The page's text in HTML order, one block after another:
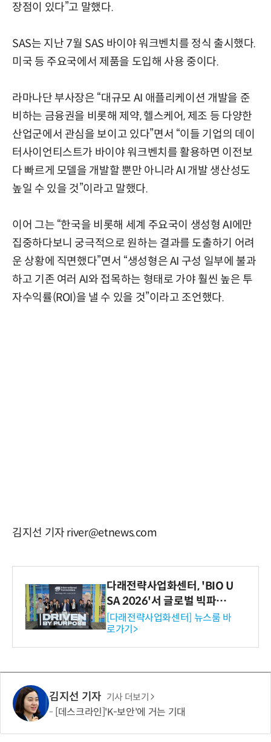
장점이 있다”고 말했다.
SAS는 지난 7월 SAS 바이야 워크벤치를 정식 출시했다.
미국 등 주요국에서 제품을 도입해 사용 중이다.
라마나단 부사장은 “대규모 AI 애플리케이션 개발을 준
비하는 금융권을 비롯해 제약, 헬스케어, 제조 등 다양한
산업군에서 관심을 보이고 있다”면서 “이들 기업의 데이
터사이언티스트가 바이야 워크벤치를 활용하면 이전보
다 빠르게 모델을 개발할 뿐만 아니라 AI 개발 생산성도
높일 수 있을 것”이라고 말했다.
이어 그는 “한국을 비롯해 세계 주요국이 생성형 AI에만
집중하다보니 궁극적으로 원하는 결과를 도출하기 어려
운 상황에 직면했다”면서 “생성형은 AI 구성 일부에 불과
하고 기존 여러 AI와 접목하는 형태로 가야 훨씬 높은 투
자수익률(ROI)을 낼 수 있을 것”이라고 조언했다.
김지선 기자 river@etnews.com
다래전략사업화센터, 'BIO U
SA 2026'서 글로벌 빅파마
와의 비즈니스 미팅 지원…K
-바이오 해외 진출 교두보 확
보
[다래전략사업화센터] 뉴스룸 바
로가기>
김지선 기자 기사 더보기
[데스크라인]'K-보안'에 거는 기대